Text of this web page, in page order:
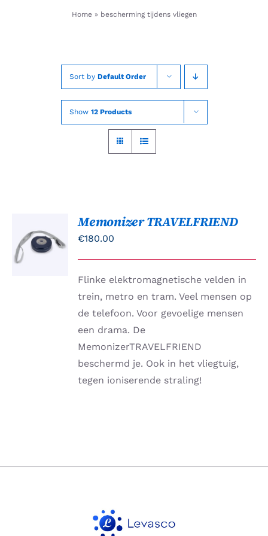
Home» bescherming tijdens vliegen
Sort by Default Order
Show 12 Products
AAN
WINKELWAGEN
Memonizer TRAVELFRIEND
€180.00
Flinke elektromagnetische velden in
trein, metro en tram. Veel mensen op
de telefoon. Voor gevoelige mensen
een drama. De
MemonizerTRAVELFRIEND
beschermd je. Ook in het vliegtuig,
tegen ioniserende straling!